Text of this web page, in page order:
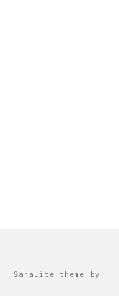
– SaraLite theme by